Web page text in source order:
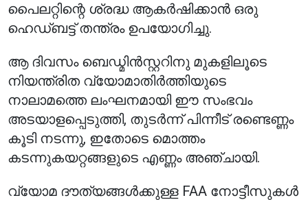
പൈലറ്റിന്റെ ശ്രദ്ധ ആകർഷിക്കാൻ ഒരു
ഹെഡ്ബട്ട് തന്ത്രം ഉപയോഗിച്ചു.
ആ ദിവസം ബെഡ്മിൻസ്റ്ററിനു മുകളിലൂടെ
നിയന്ത്രിത വ്യോമാതിർത്തിയുടെ
നാലാമത്തെ ലംഘനമായി ഈ സംഭവം
അടയാളപ്പെടുത്തി, തുടർന്ന് പിന്നീട് രണ്ടെണ്ണം
കൂടി നടന്നു, ഇതോടെ മൊത്തം
കടന്നുകയറ്റങ്ങളുടെ എണ്ണം അഞ്ചായി.
വ്യോമ ദൗത്യങ്ങൾക്കുള്ള FAA നോട്ടീസുകൾ